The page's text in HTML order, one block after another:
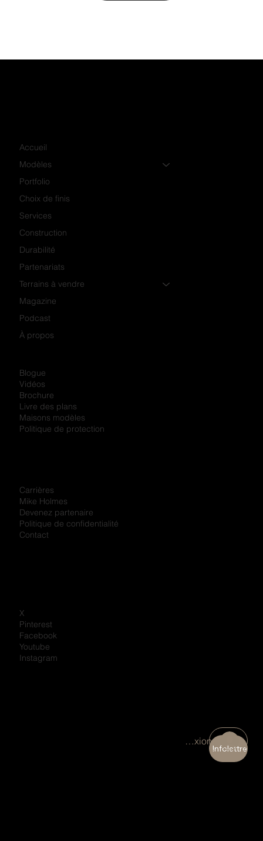
Accueil
Modèles
Portfolio
Choix de finis
Services
Construction
Durabilité
Partenariats
Terrains à vendre
Magazine
Podcast
À propos
Blogue
Vidéos
Brochure
Livre des plans
Maisons modèles
Politique de protection
Carrières
Mike Holmes
Devenez partenaire
Politique de confidentialité
Contact
X
Pinterest
Facebook
Youtube
Instagram
Infolettre
Connexion